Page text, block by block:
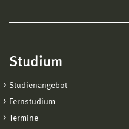
Studium
Studienangebot
Fernstudium
Termine